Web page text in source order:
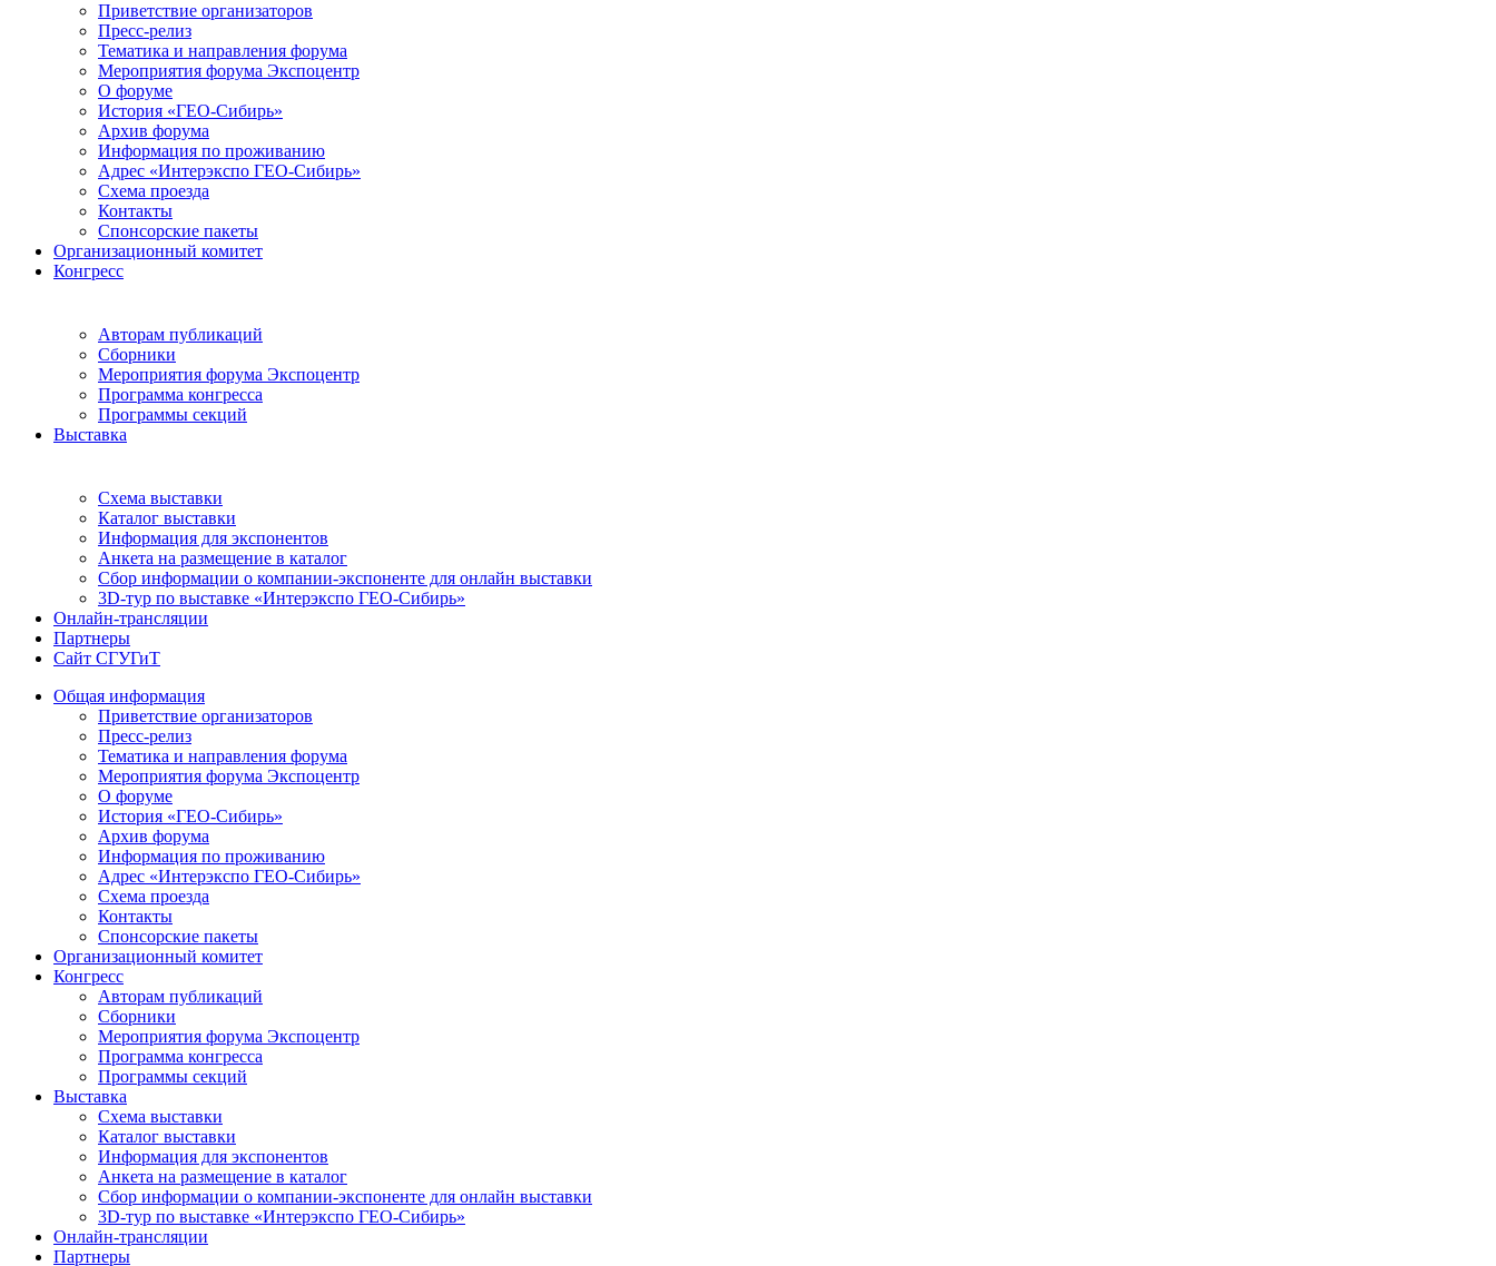
Приветствие организаторов
Пресс-релиз
Тематика и направления форума
Мероприятия форума Экспоцентр
О форуме
История «ГЕО-Сибирь»
Архив форума
Информация по проживанию
Адрес «Интерэкспо ГЕО-Сибирь»
Схема проезда
Контакты
Спонсорские пакеты
Организационный комитет
Конгресс
Авторам публикаций
Сборники
Мероприятия форума Экспоцентр
Программа конгресса
Программы секций
Выставка
Схема выставки
Каталог выставки
Информация для экспонентов
Анкета на размещение в каталог
Сбор информации о компании-экспоненте для онлайн выставки
3D-тур по выставке «Интерэкспо ГЕО-Сибирь»
Онлайн-трансляции
Партнеры
Сайт СГУГиТ
Общая информация
Приветствие организаторов
Пресс-релиз
Тематика и направления форума
Мероприятия форума Экспоцентр
О форуме
История «ГЕО-Сибирь»
Архив форума
Информация по проживанию
Адрес «Интерэкспо ГЕО-Сибирь»
Схема проезда
Контакты
Спонсорские пакеты
Организационный комитет
Конгресс
Авторам публикаций
Сборники
Мероприятия форума Экспоцентр
Программа конгресса
Программы секций
Выставка
Схема выставки
Каталог выставки
Информация для экспонентов
Анкета на размещение в каталог
Сбор информации о компании-экспоненте для онлайн выставки
3D-тур по выставке «Интерэкспо ГЕО-Сибирь»
Онлайн-трансляции
Партнеры